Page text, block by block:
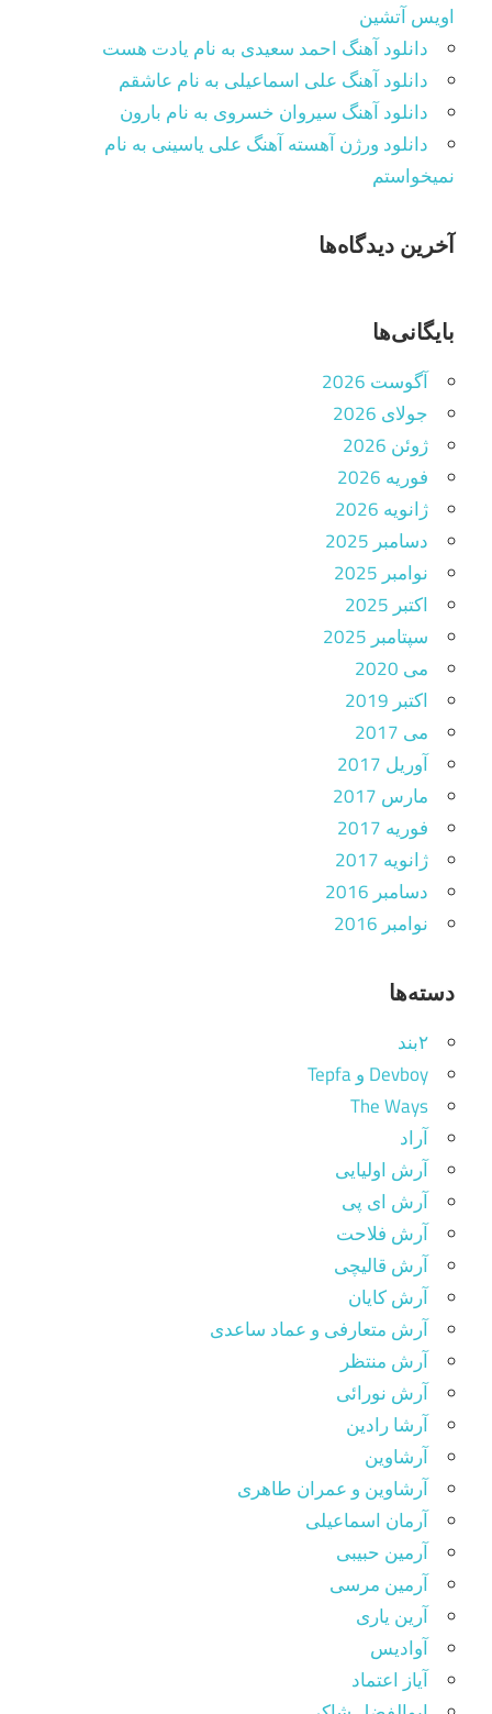
اویس آتشین
دانلود آهنگ احمد سعیدی به نام یادت هست
دانلود آهنگ علی اسماعیلی به نام عاشقم
دانلود آهنگ سیروان خسروی به نام بارون
دانلود ورژن آهسته آهنگ علی یاسینی به نام
نمیخواستم
آخرین دیدگاه‌ها
بایگانی‌ها
آگوست 2026
جولای 2026
ژوئن 2026
فوریه 2026
ژانویه 2026
دسامبر 2025
نوامبر 2025
اکتبر 2025
سپتامبر 2025
می 2020
اکتبر 2019
می 2017
آوریل 2017
مارس 2017
فوریه 2017
ژانویه 2017
دسامبر 2016
نوامبر 2016
دسته‌ها
۲بند
Devboy و Tepfa
The Ways
آراد
آرش اولیایی
آرش ای پی
آرش فلاحت
آرش قالیچی
آرش کایان
آرش متعارفی و عماد ساعدی
آرش منتظر
آرش نورائی
آرشا رادین
آرشاوین
آرشاوین و عمران طاهری
آرمان اسماعیلی
آرمین حبیبی
آرمین مرسی
آرین یاری
آوادیس
آیاز اعتماد